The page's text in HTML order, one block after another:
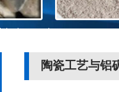
陶瓷工艺与铝